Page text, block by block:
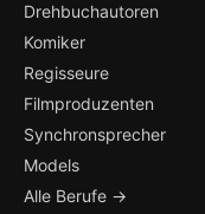
Drehbuchautoren
Komiker
Regisseure
Filmproduzenten
Synchronsprecher
Models
Alle Berufe →